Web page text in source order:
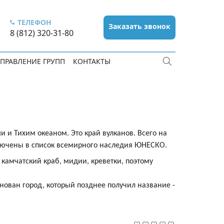
ТЕЛЕФОН
8 (812) 320-31-80
Заказать звонок
ГРУПП КОНТАКТЫ
Тихим океаном. Это край вулканов. Всего на
в список всемирного наследия ЮНЕСКО.
краб, мидии, креветки, поэтому
город, который позднее получил название -